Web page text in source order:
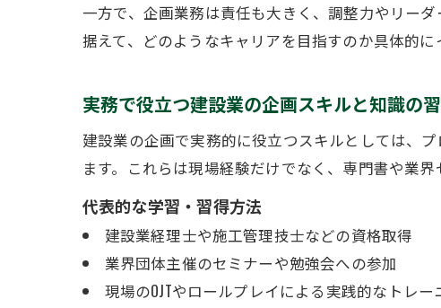
一方で、企画業務は責任も大きく、調整力やリー
据えて、どのようなキャリアを目指すのか具体的に
実務で役立つ建設業の企画スキルと知識の
建設業の企画で実務的に役立つスキルとしては、
ます。これらは現場経験だけでなく、専門書や業
代表的な学習・習得方法
建設業経理士や施工管理技士などの資格取得
業界団体主催のセミナーや勉強会への参加
現場のOJTやロールプレイによる実践的なトレー